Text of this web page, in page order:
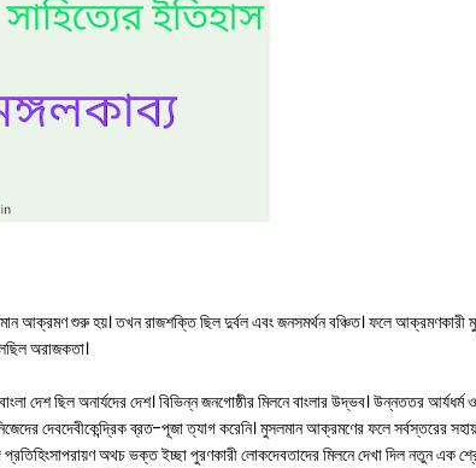
আক্রমণ শুরু হয়। তখন রাজশক্তি ছিল দুর্বল এবং জনসমর্থন বঞ্চিত। ফলে আক্রমণকারী
অরাজকতা।
দেশ ছিল অনার্যদের দেশ। বিভিন্ন জনগোষ্ঠীর মিলনে বাংলার উদ্ভব। উন্নততর
দেবদেবীকেন্দ্রিক ব্রত-পূজা ত্যাগ করেনি। মুসলমান আক্রমণের ফলে সর্বস্তরের
অথচ ভক্ত ইচ্ছা পুরণকারী লোকদেবতাদের মিলনে দেখা দিল নতুন এক